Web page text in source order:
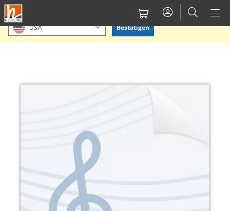
Direkt
zum
Inhalt
Bitte Standort bestätigen oder einen anderen auswählen.
USA Bestätigen